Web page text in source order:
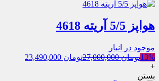
هواپز 5/5 آریته 4618
موجود در انبار
13%تومان27,000,000 تومان
+
بستن